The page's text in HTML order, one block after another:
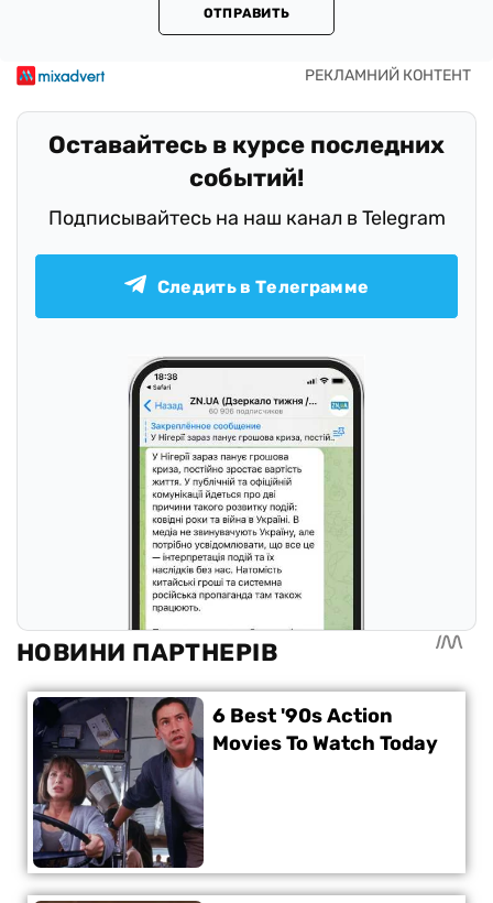
ОТПРАВИТЬ
Оставайтесь в курсе последних
событий!
Подписывайтесь на наш канал в Telegram
Следить в Телеграмме